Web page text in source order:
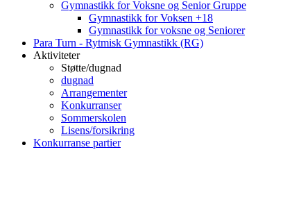
Gymnastikk for Voksne og Senior Gruppe
Gymnastikk for Voksen +18
Gymnastikk for voksne og Seniorer
Para Turn - Rytmisk Gymnastikk (RG)
Aktiviteter
Støtte/dugnad
dugnad
Arrangementer
Konkurranser
Sommerskolen
Lisens/forsikring
Konkurranse partier